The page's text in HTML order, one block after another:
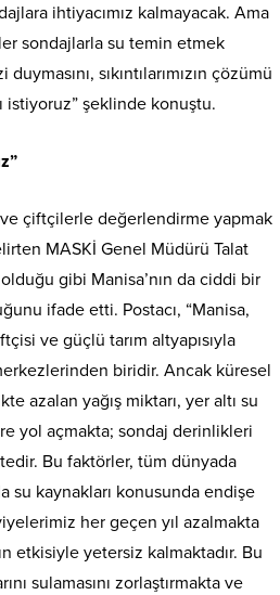
ihtiyacımız kalmayacak. Ama
sondajlarla su temin etmek
sıkıntılarımızın çözümü
istiyoruz” şeklinde konuştu.
çiftçilerle değerlendirme yapmak
MASKİ Genel Müdürü Talat
gibi Manisa’nın da ciddi bir
ifade etti. Postacı, “Manisa,
ve güçlü tarım altyapısıyla
biridir. Ancak küresel
azalan yağış miktarı, yer altı su
yol açmakta; sondaj derinlikleri
Bu faktörler, tüm dünyada
su kaynakları konusunda endişe
her geçen yıl azalmakta
etkisiyle yetersiz kalmaktadır. Bu
sulamasını zorlaştırmakta ve